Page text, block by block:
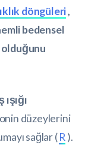
döngüleri,
bedensel
düzeylerini
sağlar (R).